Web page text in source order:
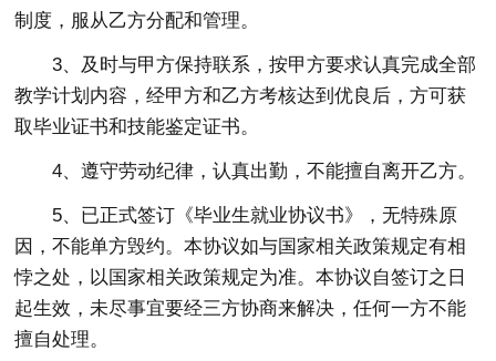
制度，服从乙方分配和管理。
3、及时与甲方保持联系，按甲方要求认真完成全部
教学计划内容，经甲方和乙方考核达到优良后，方可获
取毕业证书和技能鉴定证书。
4、遵守劳动纪律，认真出勤，不能擅自离开乙方。
5、已正式签订《毕业生就业协议书》，无特殊原
因，不能单方毁约。本协议如与国家相关政策规定有相
悖之处，以国家相关政策规定为准。本协议自签订之日
起生效，未尽事宜要经三方协商来解决，任何一方不能
擅自处理。